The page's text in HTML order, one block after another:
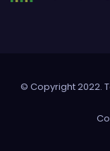
© Copyright 2022.